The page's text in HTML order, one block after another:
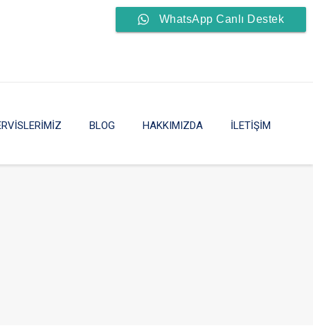
BLOG HAKKIMIZDA İLETİŞİM
WhatsApp Canlı Destek